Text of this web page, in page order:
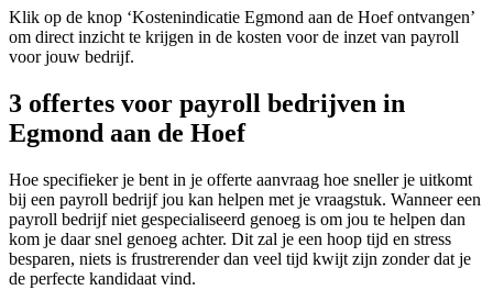
Klik op de knop ‘Kostenindicatie Egmond aan de Hoef ontvangen’
om direct inzicht te krijgen in de kosten voor de inzet van payroll
voor jouw bedrijf.
3 offertes voor payroll bedrijven in
Egmond aan de Hoef
Hoe specifieker je bent in je offerte aanvraag hoe sneller je uitkomt
bij een payroll bedrijf jou kan helpen met je vraagstuk. Wanneer een
payroll bedrijf niet gespecialiseerd genoeg is om jou te helpen dan
kom je daar snel genoeg achter. Dit zal je een hoop tijd en stress
besparen, niets is frustrerender dan veel tijd kwijt zijn zonder dat je
de perfecte kandidaat vind.